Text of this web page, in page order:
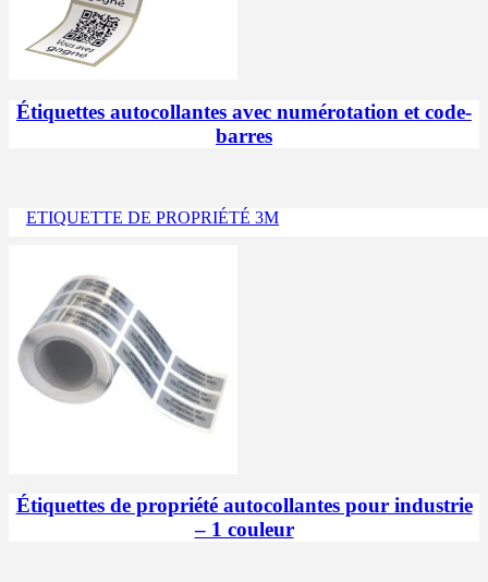
Étiquettes autocollantes avec numérotation et code-
barres
ETIQUETTE DE PROPRIÉTÉ 3M
Étiquettes de propriété autocollantes pour industrie
– 1 couleur